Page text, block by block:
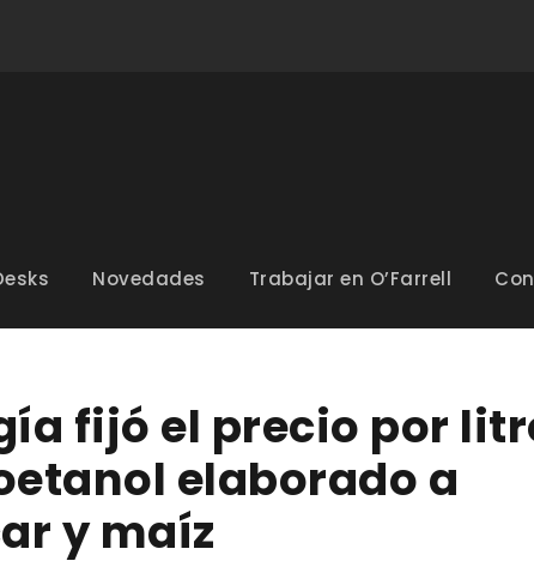
Novedades Trabajar en O’Farrell
fijó el precio por
elaborado a
y maíz